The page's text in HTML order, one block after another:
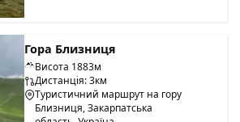
Гора Близниця
Висота 1883м
Дистанція: 3км
Туристичний маршрут на гору
Близниця, Закарпатська